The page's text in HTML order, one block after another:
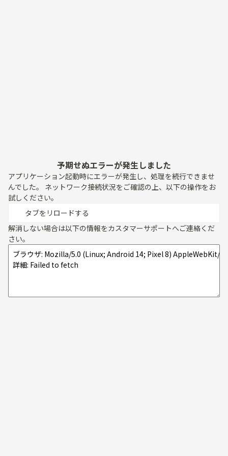
予期せぬエラーが発生しました
アプリケーション起動時にエラーが発生し、処理を続行できませ
んでした。 ネットワーク接続状況をご確認の上、以下の操作をお
試しください。
タブをリロードする
解消しない場合は以下の情報をカスタマーサポートへご連絡くだ
さい。